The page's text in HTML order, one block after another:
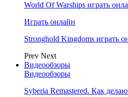
World Of Warships играть
Играть онлайн
Stronghold Kingdoms играть
Prev Next
Видеообзоры
Видеообзоры
Syberia Remastered. Как